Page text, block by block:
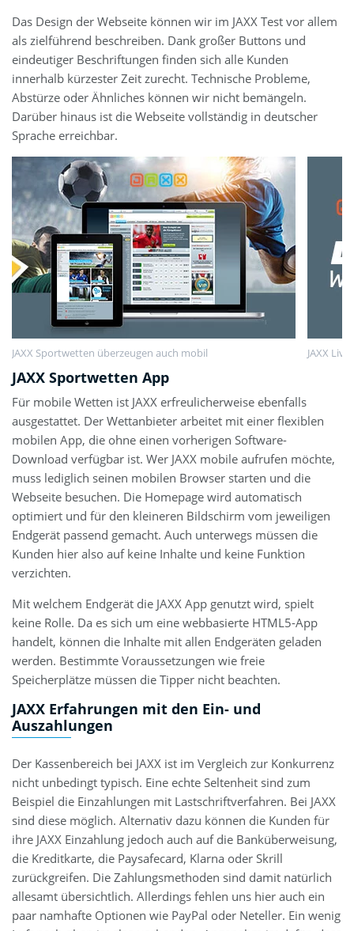
Das Design der Webseite können wir im JAXX Test vor allem
als zielführend beschreiben. Dank großer Buttons und
eindeutiger Beschriftungen finden sich alle Kunden
innerhalb kürzester Zeit zurecht. Technische Probleme,
Abstürze oder Ähnliches können wir nicht bemängeln.
Darüber hinaus ist die Webseite vollständig in deutscher
Sprache erreichbar.
JAXX Sportwetten überzeugen auch mobil JAXX
JAXX Sportwetten App
Für mobile Wetten ist JAXX erfreulicherweise ebenfalls
ausgestattet. Der Wettanbieter arbeitet mit einer flexiblen
mobilen App, die ohne einen vorherigen Software-
Download verfügbar ist. Wer JAXX mobile aufrufen möchte,
muss lediglich seinen mobilen Browser starten und die
Webseite besuchen. Die Homepage wird automatisch
optimiert und für den kleineren Bildschirm vom jeweiligen
Endgerät passend gemacht. Auch unterwegs müssen die
Kunden hier also auf keine Inhalte und keine Funktion
verzichten.
Mit welchem Endgerät die JAXX App genutzt wird, spielt
keine Rolle. Da es sich um eine webbasierte HTML5-App
handelt, können die Inhalte mit allen Endgeräten geladen
werden. Bestimmte Voraussetzungen wie freie
Speicherplätze müssen die Tipper nicht beachten.
JAXX Erfahrungen mit den Ein- und
Auszahlungen
Der Kassenbereich bei JAXX ist im Vergleich zur Konkurrenz
nicht unbedingt typisch. Eine echte Seltenheit sind zum
Beispiel die Einzahlungen mit Lastschriftverfahren. Bei JAXX
sind diese möglich. Alternativ dazu können die Kunden für
ihre JAXX Einzahlung jedoch auch auf die Banküberweisung,
die Kreditkarte, die Paysafecard, Klarna oder Skrill
zurückgreifen. Die Zahlungsmethoden sind damit natürlich
allesamt übersichtlich. Allerdings fehlen uns hier auch ein
paar namhafte Optionen wie PayPal oder Neteller. Ein wenig